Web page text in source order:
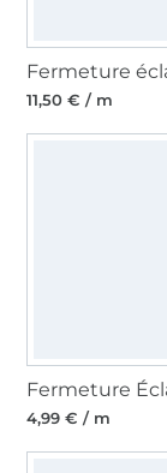
11,50 € / m
4,99 € / m